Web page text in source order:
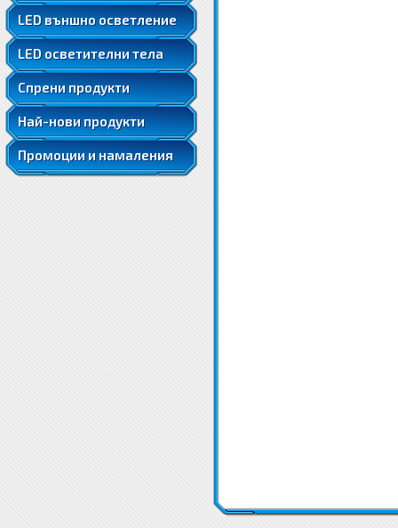
LED външно осветление
LED осветителни тела
Спрени продукти
LED ленти 5050
LED ленти 5050 RGB
LED ленти 5630
LED луни за вграждане
Най-нови продукти
Промоции и намаления